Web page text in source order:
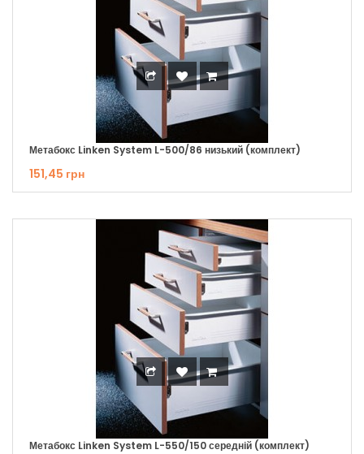
Метабокс Linken System L-500/86 низький (комплект)
151,45 грн
Метабокс Linken System L-550/150 середній (комплект)